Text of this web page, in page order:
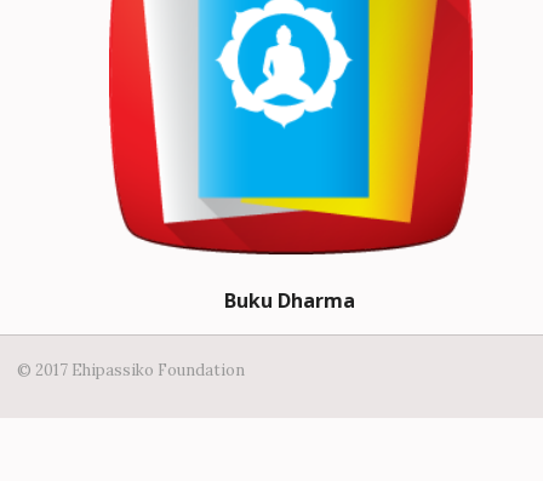
Buku Dharma
© 2017 Ehipassiko Foundation